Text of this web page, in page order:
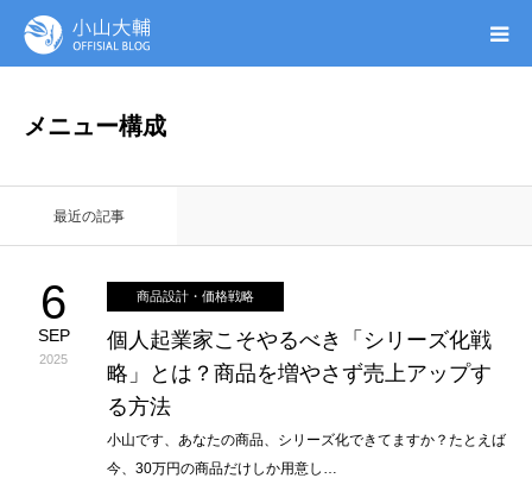
メニュー構成
最近の記事
6
SEP
2025
商品設計・価格戦略
個人起業家こそやるべき「シリーズ化戦
略」とは？商品を増やさず売上アップす
る方法
小山です、あなたの商品、シリーズ化できてますか？たとえば
今、30万円の商品だけしか用意し…
無料ガイドブック
オンシク本
プロフィール